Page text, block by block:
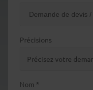
Précisions
Nom *